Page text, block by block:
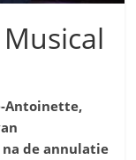
Antoinette,
de annulatie